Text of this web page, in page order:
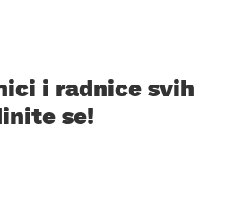
i radnice svih
se!